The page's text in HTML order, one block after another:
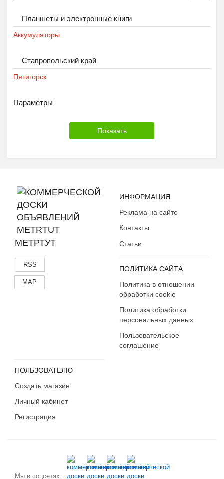
Планшеты и электронные книги
Аккумуляторы
Ставропольский край
Пятигорск
Параметры
МЕТРТУТ
RSS
MAP
ИНФОРМАЦИЯ
Реклама на сайте
Контакты
Статьи
ПОЛИТИКА САЙТА
Политика в отношении
обработки cookie
Политика обработки
персональных данных
Пользовательское
соглашение
ПОЛЬЗОВАТЕЛЮ
Создать магазин
Личный кабинет
Регистрация
Мы в соцсетях: